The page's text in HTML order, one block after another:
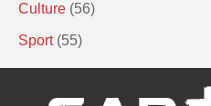
Culture (56)
Sport (55)